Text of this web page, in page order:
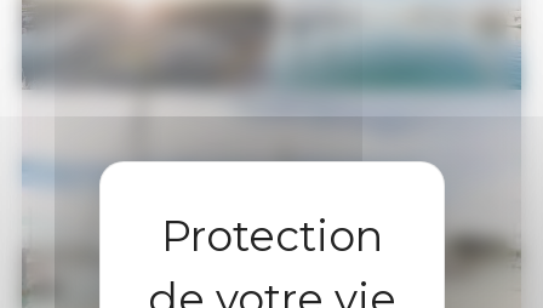
Vue aérienne du port du
Port Crouesty compte 1432